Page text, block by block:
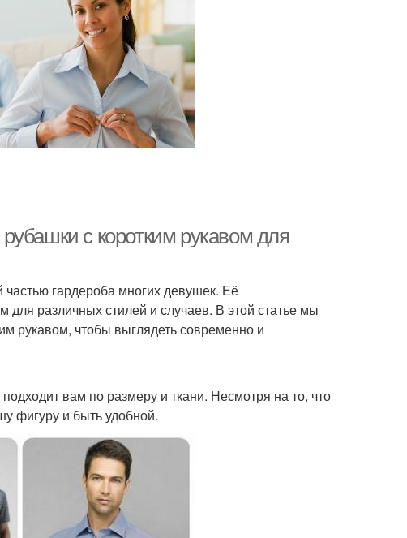
с коротким рукавом для
гардероба многих девушек. Её
различных стилей и случаев. В этой статье мы
рукавом, чтобы выглядеть современно и
вам по размеру и ткани. Несмотря на то, что
фигуру и быть удобной.